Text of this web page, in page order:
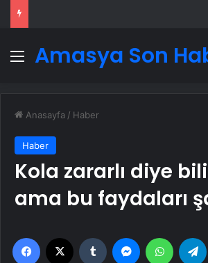
Menü
Amasya Son
Anasayfa / Haber
Haber
Kola zararlı diye
ama bu faydaları
Facebook Tumblr Messenger